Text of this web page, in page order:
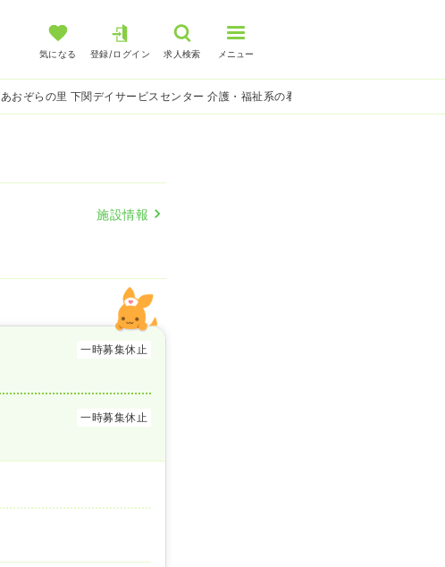
気になる 登録/ログイン 求人検索 メニュー
あおぞらの里 下関デイサービスセンター 介護・福祉系の看護師求人
施設情報
一時募集休止
一時募集休止